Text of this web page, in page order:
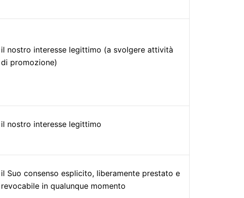
il nostro interesse legittimo (a svolgere attività
di promozione)
il nostro interesse legittimo
il Suo consenso esplicito, liberamente prestato e
revocabile in qualunque momento